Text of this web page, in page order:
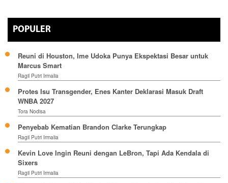
POPULER
Reuni di Houston, Ime Udoka Punya Ekspektasi Besar untuk
Marcus Smart
Ragil Putri Irmalia
Protes Isu Transgender, Enes Kanter Deklarasi Masuk Draft
WNBA 2027
Tora Nodisa
Penyebab Kematian Brandon Clarke Terungkap
Ragil Putri Irmalia
Kevin Love Ingin Reuni dengan LeBron, Tapi Ada Kendala di
Sixers
Ragil Putri Irmalia